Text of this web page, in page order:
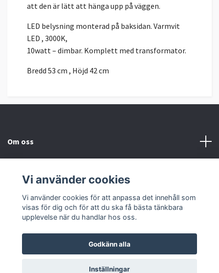
att den är lätt att hänga upp på väggen.
LED belysning monterad på baksidan. Varmvit
LED , 3000K,
10watt – dimbar. Komplett med transformator.
Bredd 53 cm , Höjd 42 cm
Om oss
Sociala medier
© 2026 Mörby Design
Vi använder cookies
Vi använder cookies för att anpassa det innehåll som
visas för dig och för att du ska få bästa tänkbara
upplevelse när du handlar hos oss.
Godkänn alla
Inställningar